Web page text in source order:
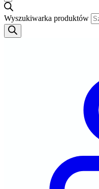
Wyszukiwarka produktów